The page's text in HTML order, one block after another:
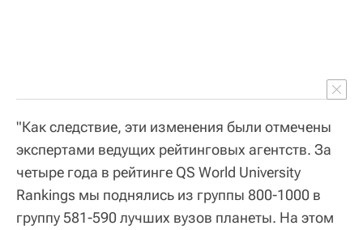
"Как следствие, эти изменения были отмечены
экспертами ведущих рейтинговых агентств. За
четыре года в рейтинге QS World University
Rankings мы поднялись из группы 800-1000 в
группу 581-590 лучших вузов планеты. На этом